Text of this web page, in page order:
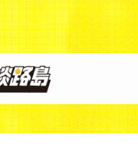
$query in/home/